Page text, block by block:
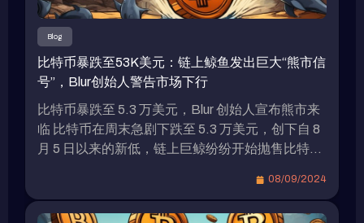
生態系統之外的使用仍相當有限，這種趨勢可能會
限制瑞波穩定幣的增長潛力。另一個可能限制
RLUSD需求的關鍵因素是Tether USDT和Circle
USDC佔據穩定幣市場的主導地位。據The Block
的數據顯示，USDT佔穩定幣市場總供應量的
70%，市值超過1180億美元，而USDC佔21%，
市值接近350億美元。儘管MakerDAO的DAI是
CoinMarketCap上排名第三的穩定幣，但其市值僅
激烈 由於各種美元穩定幣之間的差異不大，因此新
項目推出後通常會採取補貼政策來吸引用戶。例
Blog
比特币暴跌至53K美元：链上鲸鱼发出巨大“熊市信
号”，Blur创始人警告市场下行
比特币暴跌至 5.3 万美元，Blur 创始人宣布熊市来
临 比特币在周末急剧下跌至 5.3 万美元，创下自 8
月 5 日以来的新低，链上巨鲸纷纷开始抛售比特币
日就明确表示熊市已经到来。 比特币价格走势 美
08/09/2024